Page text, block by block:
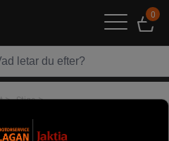
0
> Stiga>